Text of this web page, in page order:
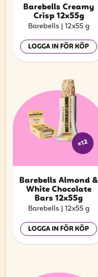
Barebells Creamy
Crisp 12x55g
Barebells | 12x55 g
LOGGA IN FÖR KÖP
x12
Barebells Almond &
White Chocolate
Bars 12x55g
Barebells | 12x55 g
LOGGA IN FÖR KÖP